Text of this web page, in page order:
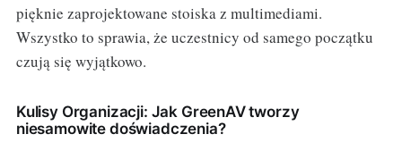
pięknie zaprojektowane stoiska z multimediami.
Wszystko to sprawia, że uczestnicy od samego początku
czują się wyjątkowo.
Kulisy Organizacji: Jak GreenAV tworzy
niesamowite doświadczenia?